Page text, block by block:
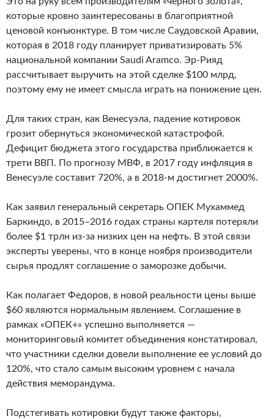
которые кровно заинтересованы в благоприятной
ценовой конъюнктуре. В том числе Саудовской Аравии,
которая в 2018 году планирует приватизировать 5%
национальной компании Saudi Aramco. Эр-Рияд
рассчитывает выручить на этой сделке $100 млрд,
поэтому ему не имеет смысла играть на понижение цен.
Для таких стран, как Венесуэла, падение котировок
грозит обернуться экономической катастрофой.
Дефицит бюджета этого государства приближается к
трети ВВП. По прогнозу МВФ, в 2017 году инфляция в
Венесуэле составит 720%, а в 2018-м достигнет 2000%.
Как заявил генеральный секретарь ОПЕК Мухаммед
Баркиндо, в 2015–2016 годах страны картеля потеряли
более $1 трлн из-за низких цен на нефть. В этой связи
эксперты уверены, что в конце ноября производители
сырья продлят соглашение о заморозке добычи.
Как полагает Федоров, в новой реальности цены выше
$60 являются нормальным явлением. Соглашение в
рамках «ОПЕК+» успешно выполняется —
мониторинговый комитет объединения констатировал,
что участники сделки довели выполнение ее условий до
120%, что стало самым высоким уровнем с начала
действия меморандума.
Подстегивать котировки будут также факторы,